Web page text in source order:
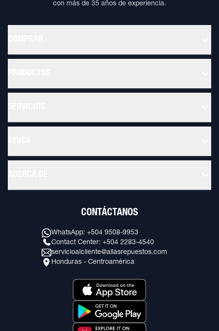
con más de 35 años de experiencia.
CONTÁCTANOS
WhatsApp: +504 9508-9953
Contact Center: +504 2283-4540
servicioalcliente@allasrepuestos.com
Honduras - Centroamérica